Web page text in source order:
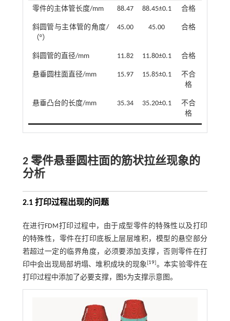
零件的主体管长度/mm 88.47 88.45±0.1 合格
斜圆管与主体管的角度/
（°）
45.00 45.00 合格
斜圆管的直径/mm 11.82 11.80±0.1 合格
悬垂圆柱面直径/mm 15.97 15.85±0.1
不合
格
悬垂凸台的长度/mm 35.34 35.20±0.1
不合
格
2 零件悬垂圆柱面的筋状拉丝现象的
分析
2.1 打印过程出现的问题
在进行FDM打印过程中，由于成型零件的特殊性以及打印
的特殊性，零件在打印底板上层层堆积，模型的悬空部分
若超过一定的临界角度，必须要添加支撑，否则零件在打
印中会出现局部坍塌、堆积成块的现象[19]。本实验零件在
打印过程中添加了必要支撑，
图5为支撑示意图。